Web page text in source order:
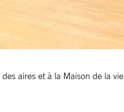
aires et à la Maison de la vie